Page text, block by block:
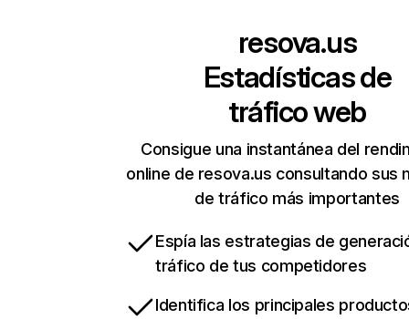
resova.us
Estadísticas de
tráfico web
Consigue una instantánea del
online de resova.us consultando sus
de tráfico más importantes
Espía las estrategias de
tráfico de tus competidores
Identifica los principales